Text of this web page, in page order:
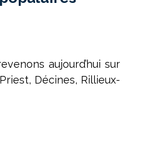
aujourd’hui sur
Décines, Rillieux-